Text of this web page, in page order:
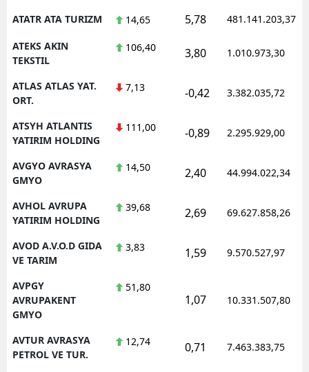
ATATR ATA TURIZM 14,65 5,78 481.141.203,37
ATEKS AKIN
TEKSTIL
106,40 3,80 1.010.973,30
ATLAS ATLAS YAT.
ORT.
7,13 -0,42 3.382.035,72
ATSYH ATLANTIS
YATIRIM HOLDING
111,00 -0,89 2.295.929,00
AVGYO AVRASYA
GMYO
14,50 2,40 44.994.022,34
AVHOL AVRUPA
YATIRIM HOLDING
39,68 2,69 69.627.858,26
AVOD A.V.O.D GIDA
VE TARIM
3,83 1,59 9.570.527,97
AVPGY
AVRUPAKENT
GMYO
51,80
1,07 10.331.507,80
AVTUR AVRASYA
PETROL VE TUR.
12,74 0,71 7.463.383,75